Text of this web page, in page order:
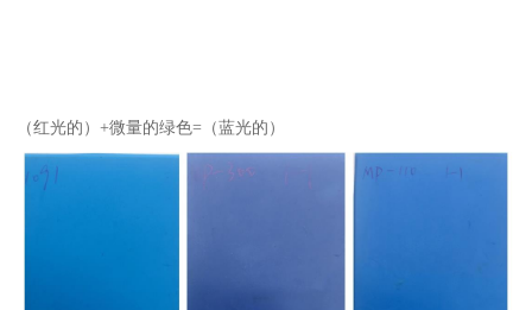
（红光的）+微量的绿色=（蓝光的）